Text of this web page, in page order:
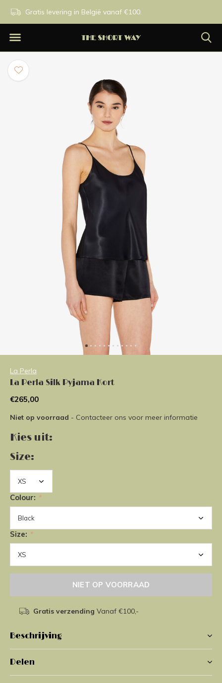
Gratis levering in België vanaf €100.
La Perla
La Perla Silk Pyjama Kort
€265,00
Niet op voorraad - Contacteer ons voor meer informatie
Kies uit:
Size:
Colour: *
Size: *
NIET OP VOORRAAD
Gratis verzending Vanaf €100,-
Beschrijving
Delen